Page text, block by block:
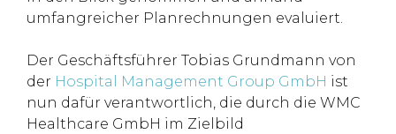
umfangreicher Planrechnungen evaluiert.
Der Geschäftsführer Tobias Grundmann von
der Hospital Management Group GmbH ist
nun dafür verantwortlich, die durch die WMC
Healthcare GmbH im Zielbild